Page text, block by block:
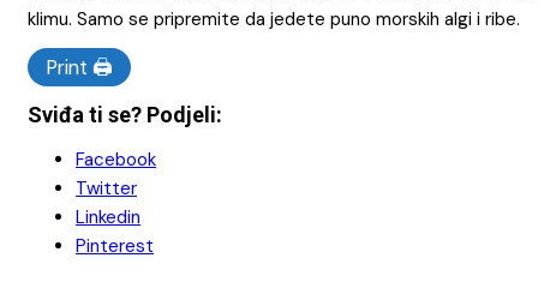
klimu. Samo se pripremite da jedete puno morskih algi i ribe.
Print 🖨
Sviđa ti se? Podjeli:
Facebook
Twitter
Linkedin
Pinterest